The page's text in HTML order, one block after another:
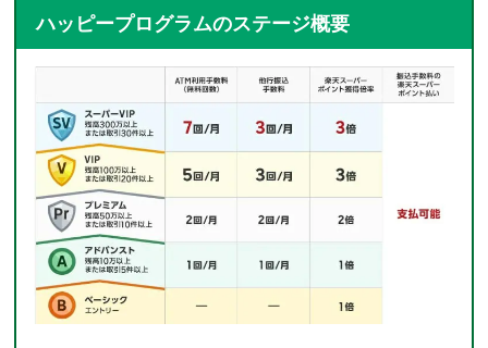
ハッピープログラムのステージ概要